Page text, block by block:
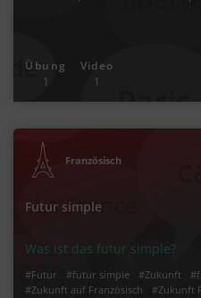
Übung
1
Video
1
Französisch
Futur simple
Was ist das futur simple?
#Futur #futur simple #Zukunft
#Zukunft auf Französisch
#Zukunft